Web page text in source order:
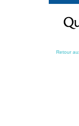
contenu
Retour